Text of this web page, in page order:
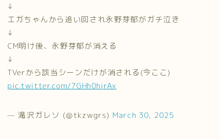
↓
エガちゃんから追い回され永野芽郁がガチ泣き
↓
CM明け後、永野芽郁が消える
↓
TVerから該当シーンだけが消される(今ここ)
pic.twitter.com/7GHh0hjrAx
— 滝沢ガレソ (@tkzwgrs) March 30, 2025